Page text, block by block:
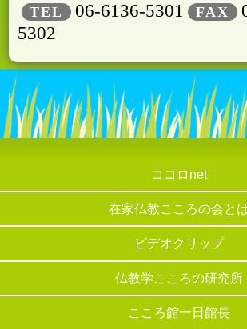
TEL 06-6136-5301 FAX
5302
ココロnet
在家仏教こころの会と
ビデオクリップ
仏教学こころの研究所
こころ館一日館長